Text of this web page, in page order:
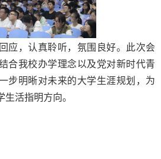
应，认真聆听，氛围良好。此次会
合我校办学理念以及党对新时代青
步明晰对未来的大学生涯规划，为
活指明方向。